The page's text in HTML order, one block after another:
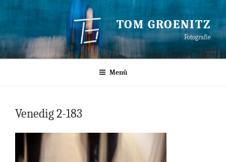
TOM GROENITZ
Fotografie
Menü
Venedig 2-183